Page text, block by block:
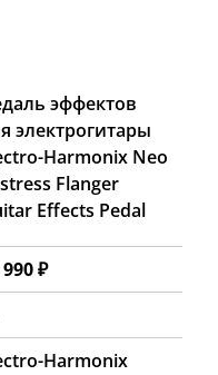
эффектов
электрогитары
Harmonix Neo
Flanger
Effects Pedal
₽
Harmonix